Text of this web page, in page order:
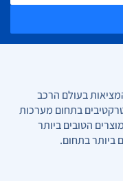
בעולם הרכב
בתחום מערכות
הטובים ביותר
ביותר בתחום.